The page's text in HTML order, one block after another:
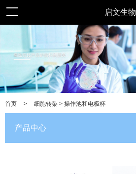
启文生物
首页 > 细胞转染 > 操作池和电极杯
产品中心